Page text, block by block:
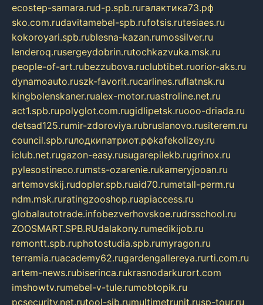
ecostep-samara.rud-p.spb.ruгалактика73.рф
sko.com.rudavitamebel-spb.rufotsis.rutesiaes.ru
kokoroyari.spb.rublesna-kazan.rumossilver.ru
lenderoq.rusergeydobrin.rutochkazvuka.msk.ru
people-of-art.rubezzubova.ruclubtibet.ruorior-aks.ru
dynamoauto.ruszk-favorit.rucarlines.ruflatnsk.ru
kingbolenskaner.rualex-motor.ruastroline.net.ru
act1.spb.rupolyglot.com.rugidlipetsk.ruooo-driada.ru
detsad125.rumir-zdoroviya.rubruslanovo.rusiterem.ru
council.spb.ruлодкипатриот.рфkafekolizey.ru
iclub.net.rugazon-easy.rusugarepilekb.rugrinox.ru
pylesostineco.rumsts-ozarenie.rukameryjooan.ru
artemovskij.rudopler.spb.ruaid70.rumetall-perm.ru
ndm.msk.ruratingzooshop.ruapiaccess.ru
globalautotrade.infobezverhovskoe.rudrsschool.ru
ZOOSMART.SPB.RUdalakony.rumedikijob.ru
remontt.spb.ruphotostudia.spb.rumyragon.ru
terramia.ruacademy62.rugardengallereya.rurti.com.ru
artem-news.rubiserinca.rukrasnodarkurort.com
imshowtv.rumebel-v-tule.rumobtopik.ru
pcsecurity.net.rutool-sib.rumultimetrunit.rusp-tour.ru